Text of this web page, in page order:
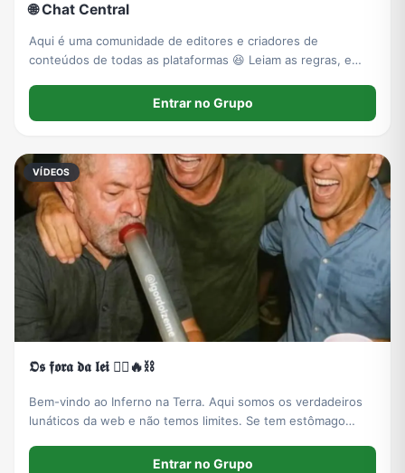
🌐 Chat Central
Aqui é uma comunidade de editores e criadores de
conteúdos de todas as plataformas 😆 Leiam as regras, e
Entrar no Grupo
VÍDEOS
𝕺𝖘 𝖋𝖔𝖗𝖆 𝖉𝖆 𝖑𝖊𝖎 🏴‍☠️🔥⛓️
Bem-vindo ao Inferno na Terra. Aqui somos os verdadeiros
lunáticos da web e não temos limites. Se tem estômago
e única: Não leve nada pro coração.
Entrar no Grupo